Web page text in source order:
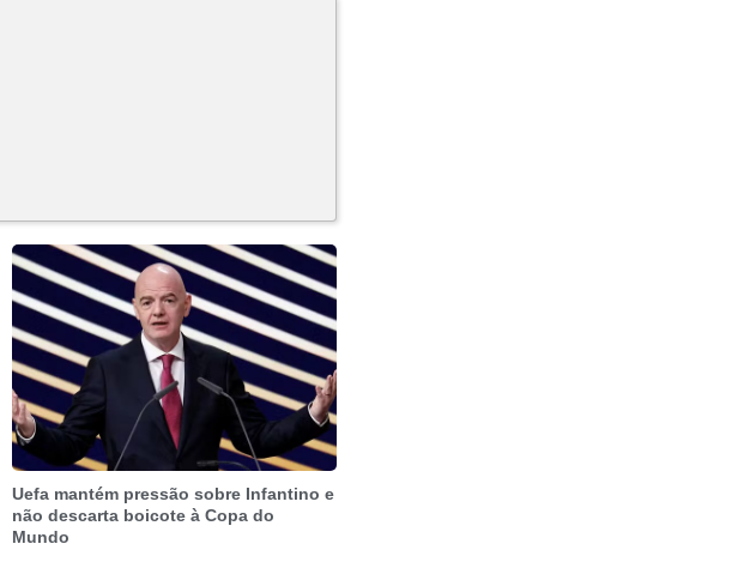
Uefa mantém pressão sobre Infantino e
não descarta boicote à Copa do
Mundo